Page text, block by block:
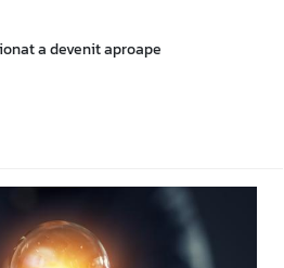
a devenit aproape